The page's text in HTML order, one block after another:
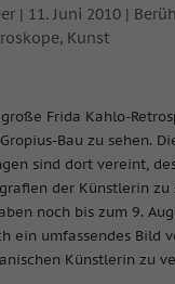
| 11. Juni 2010|
, Kunst
Frida Kahlo-
Bau zu sehen.
sind dort vereint,
der Künstlerin zu
noch bis zum 9.
ein umfassendes Bild
Künstlerin zu